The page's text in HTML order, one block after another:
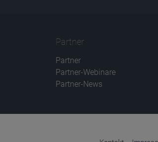
Partner
Partner
Partner-Webinare
Partner-News